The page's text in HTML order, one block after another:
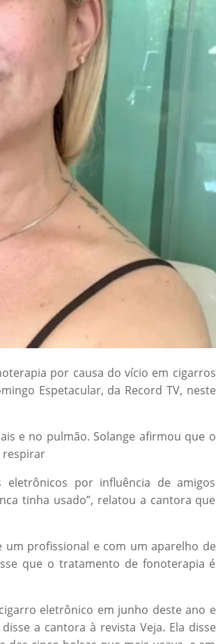
por causa do vício em cigarros
Espetacular, da Record TV, neste
e no pulmão. Solange afirmou que o
respirar
por influência de amigos
tinha usado”, relatou a cantora que
um profissional e com um aparelho de
que o tratamento de fonoterapia é
eletrônico em junho deste ano e
a cantora à revista Veja. Ela disse